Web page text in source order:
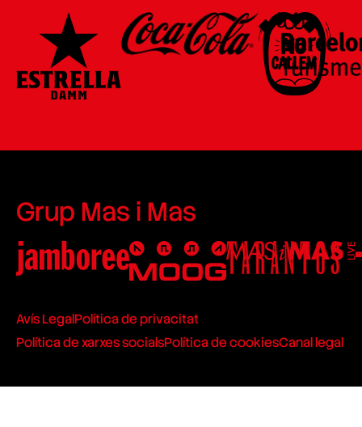
Grup Mas i Mas
Avís LegalPolítica de privacitat
Política de xarxes socialsPolítica de cookiesCanal legal